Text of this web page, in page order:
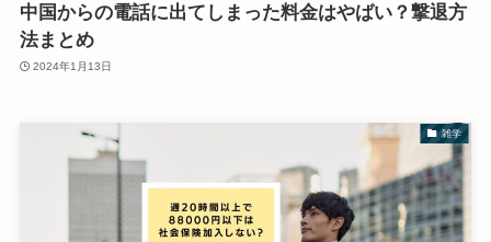
中国からの電話に出てしまった料金はやばい？撃退方
法まとめ
2024年1月13日
雑学